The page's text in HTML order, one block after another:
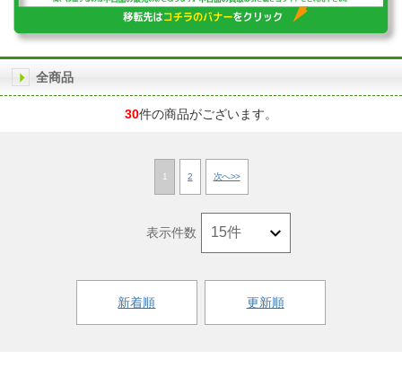
全商品
30件の商品がございます。
1 2 次へ>>
新着順 更新順
表示件数